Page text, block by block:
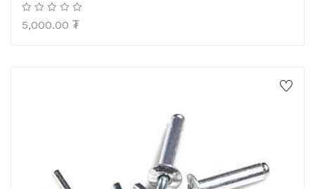
5,000.00 ₮